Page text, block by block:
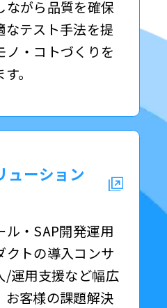
ながら品質を確保
なテスト手法を提
ノ・コトづくりを
。
ューション
ル・SAP開発運用
クトの導入コンサ
/運用支援など幅広
お客様の課題解決